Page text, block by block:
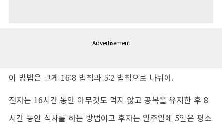
Advertisement
이 방법은 크게 16:8 법칙과 5:2 법칙으로 나뉘어.
전자는 16시간 동안 아무것도 먹지 않고 공복을 유지한 후 8
시간 동안 식사를 하는 방법이고 후자는 일주일에 5일은 평소